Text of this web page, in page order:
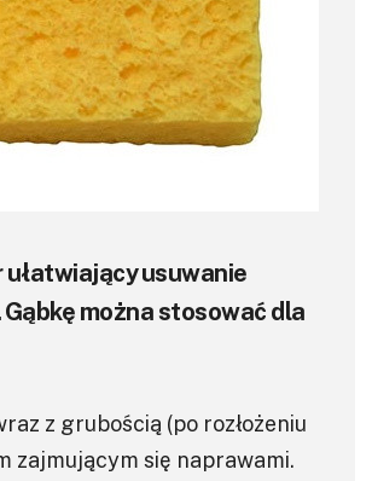
usuwanie
można stosować dla
z grubością (po rozłożeniu
zajmującym się naprawami.